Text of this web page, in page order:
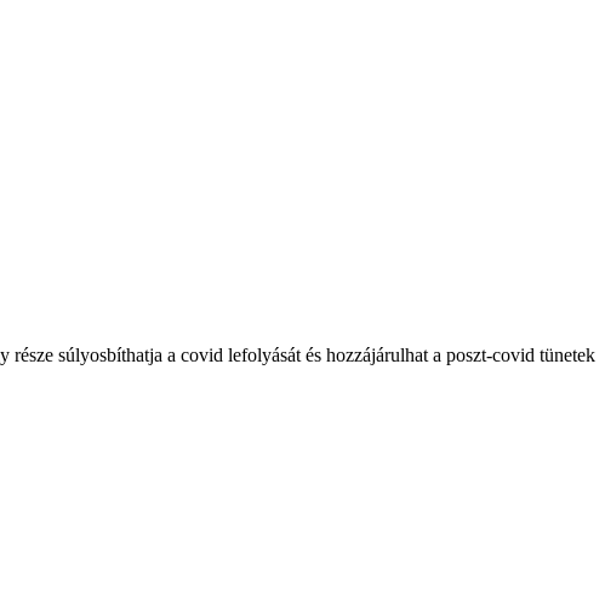
súlyosbíthatja a covid lefolyását és hozzájárulhat a poszt-covid tünetek